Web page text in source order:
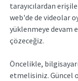
tarayıcılardan
web'de de videolar
yüklenmeye devam
çözeceğiz.
Öncelikle,
etmelisiniz. Güncel